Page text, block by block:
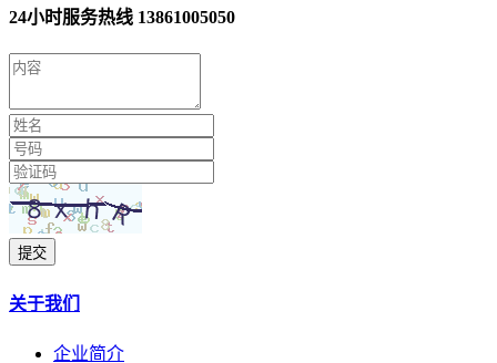
24小时服务热线 13861005050
提交
关于我们
企业简介